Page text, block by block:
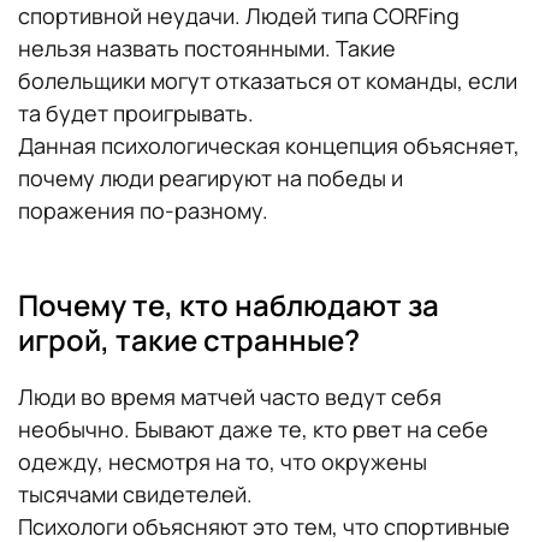
спортивной неудачи. Людей типа CORFing
нельзя назвать постоянными. Такие
болельщики могут отказаться от команды, если
та будет проигрывать.
Данная психологическая концепция объясняет,
почему люди реагируют на победы и
поражения по-разному.
Почему те, кто наблюдают за
игрой, такие странные?
Люди во время матчей часто ведут себя
необычно. Бывают даже те, кто рвет на себе
одежду, несмотря на то, что окружены
тысячами свидетелей.
Психологи объясняют это тем, что спортивные